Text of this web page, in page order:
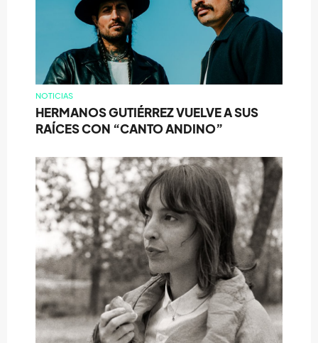
NOTICIAS
HERMANOS GUTIÉRREZ VUELVE A SUS
RAÍCES CON “CANTO ANDINO”